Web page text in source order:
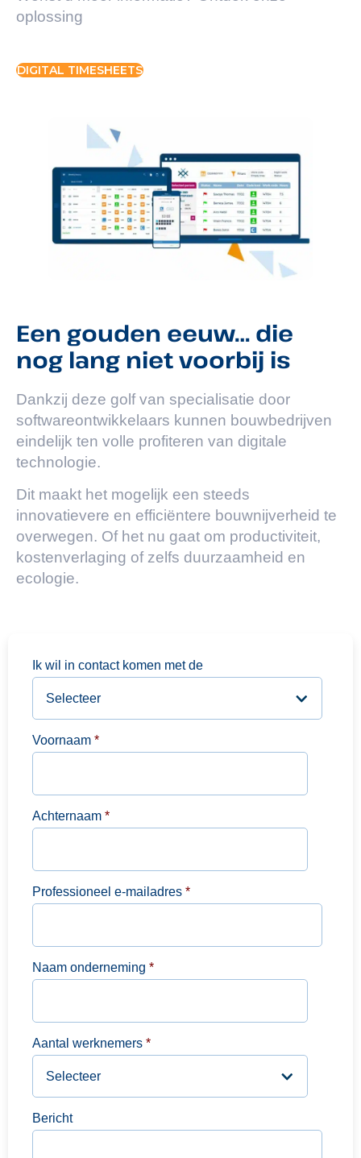
oplossing
DIGITAL TIMESHEETS
Een gouden eeuw… die
nog lang niet voorbij is
Dankzij deze golf van specialisatie door
softwareontwikkelaars kunnen bouwbedrijven
eindelijk ten volle profiteren van digitale
technologie.
Dit maakt het mogelijk een steeds
innovatievere en efficiëntere bouwnijverheid te
overwegen. Of het nu gaat om productiviteit,
kostenverlaging of zelfs duurzaamheid en
ecologie.
Ik wil in contact komen met de
Voornaam *
Achternaam *
Professioneel e-mailadres *
Naam onderneming *
Aantal werknemers *
Bericht